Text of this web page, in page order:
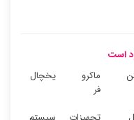
است
ماکرو
فر
یخچال